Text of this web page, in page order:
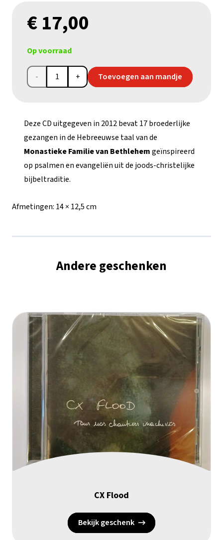
€17,00
Op voorraad
CD
roept
in de
woestijn'
Toevoegen aan mandje
Deze CD uitgegeven in 2012 bevat 17 broederlijke
gezangen in de Hebreeuwse taal van de
Monastieke Familie van Bethlehemgeïnspireerd
op psalmen en evangeliën uit de joods-christelijke
bijbeltraditie.
Afmetingen: 14 × 12,5 cm
Andere geschenken
CX Flood
Bekijk geschenk